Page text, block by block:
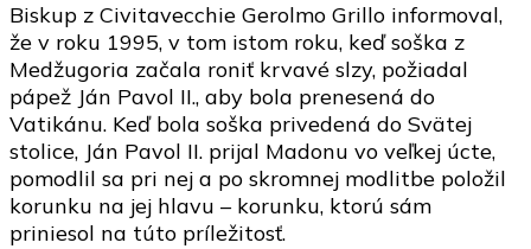
Biskup z Civitavecchie Gerolmo Grillo informoval,
že v roku 1995, v tom istom roku, keď soška z
Medžugoria začala roniť krvavé slzy, požiadal
pápež Ján Pavol II., aby bola prenesená do
Vatikánu. Keď bola soška privedená do Svätej
stolice, Ján Pavol II. prijal Madonu vo veľkej úcte,
pomodlil sa pri nej a po skromnej modlitbe položil
korunku na jej hlavu – korunku, ktorú sám
priniesol na túto príležitosť.